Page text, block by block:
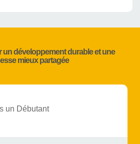
un développement durable et une
mieux partagée
un Débutant